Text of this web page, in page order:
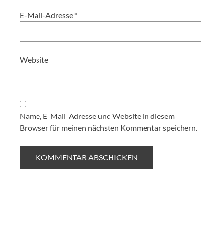
E-Mail-Adresse *
Website
Name, E-Mail-Adresse und Website in diesem
Browser für meinen nächsten Kommentar speichern.